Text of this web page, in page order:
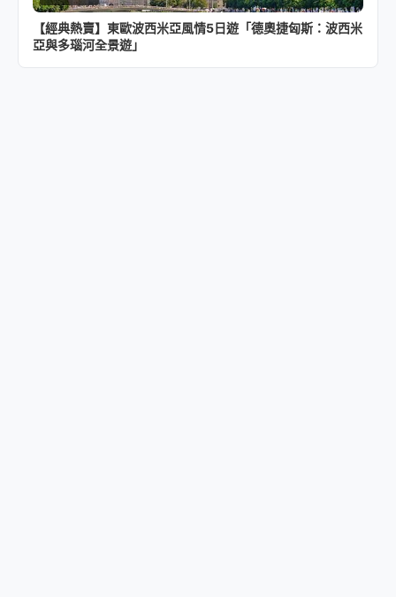
【經典熱賣】東歐波西米亞風情5日遊「德奧捷匈斯：波西米
亞與多瑙河全景遊」